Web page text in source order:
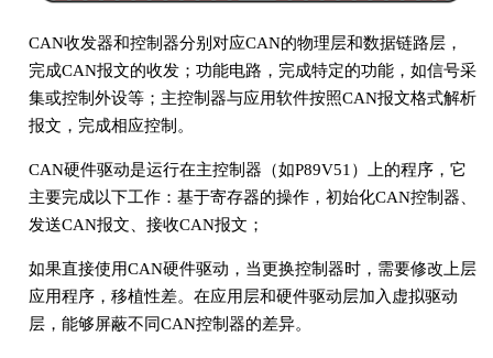
CAN收发器和控制器分别对应CAN的物理层和数据链路层，
完成CAN报文的收发；功能电路，完成特定的功能，如信号采
集或控制外设等；主控制器与应用软件按照CAN报文格式解析
报文，完成相应控制。
CAN硬件驱动是运行在主控制器（如P89V51）上的程序，它
主要完成以下工作：基于寄存器的操作，初始化CAN控制器、
发送CAN报文、接收CAN报文；
如果直接使用CAN硬件驱动，当更换控制器时，需要修改上层
应用程序，移植性差。在应用层和硬件驱动层加入虚拟驱动
层，能够屏蔽不同CAN控制器的差异。